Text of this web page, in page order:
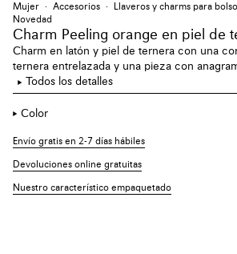
Mujer Accesorios
Llaveros y charms para
Novedad
Charm Peeling orange en piel de
Charm en latón y piel de ternera con una
ternera entrelazada y una pieza con
Todos los detalles
Color
Envío gratis en 2-7 días hábiles
Devoluciones online gratuitas
Nuestro característico empaquetado